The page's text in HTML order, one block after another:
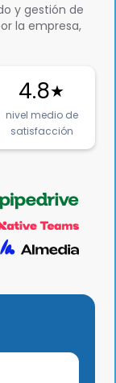
y gestión de
la empresa,
4.8★
nivel medio de
satisfacción